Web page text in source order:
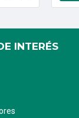
INTERÉS